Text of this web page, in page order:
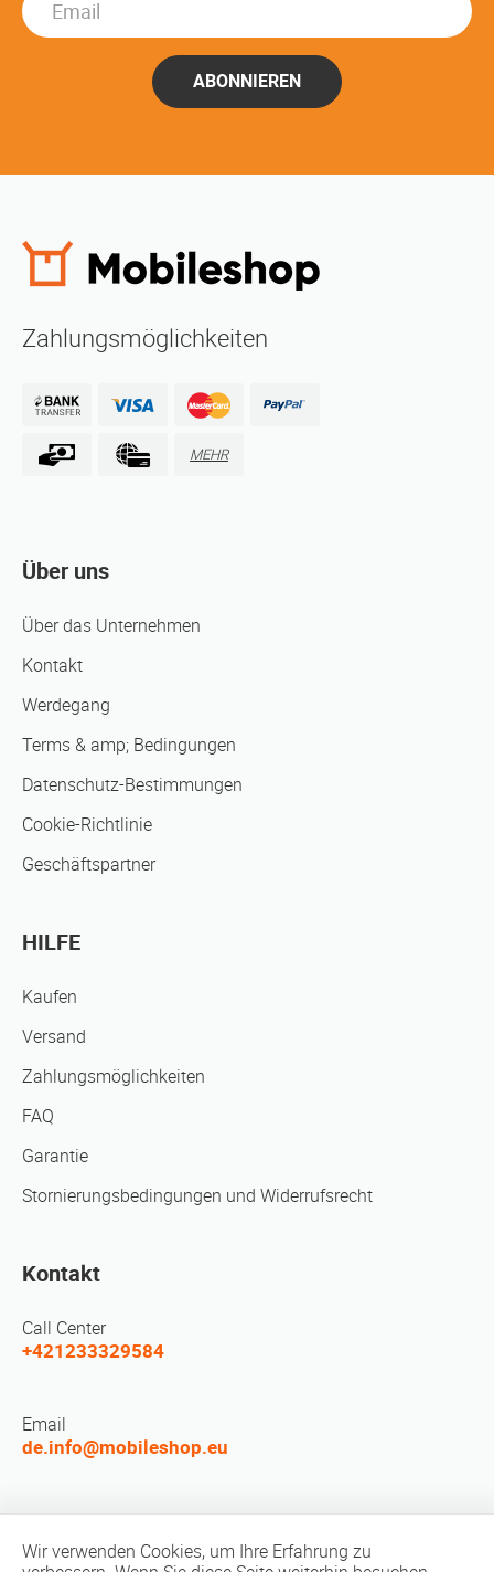
ABONNIEREN
Zahlungsmöglichkeiten
MEHR
Über uns
Über das Unternehmen
Kontakt
Werdegang
Terms & amp; Bedingungen
Datenschutz-Bestimmungen
Cookie-Richtlinie
Geschäftspartner
HILFE
Kaufen
Versand
Zahlungsmöglichkeiten
FAQ
Garantie
Stornierungsbedingungen und Widerrufsrecht
Kontakt
Call Center
+421233329584
Email
de.info@mobileshop.eu
Wir verwenden Cookies, um Ihre Erfahrung zu